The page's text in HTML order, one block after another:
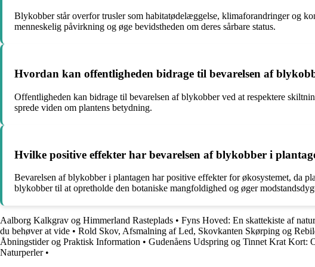
Blykobber står overfor trusler som habitatødelæggelse, klimaforandringer og
menneskelig påvirkning og øge bevidstheden om deres sårbare status.
Hvordan kan offentligheden bidrage til bevarelsen af
Offentligheden kan bidrage til bevarelsen af blykobber ved at respektere
sprede viden om plantens betydning.
Hvilke positive effekter har bevarelsen af blykobber i
Bevarelsen af blykobber i plantagen har positive effekter for økosystemet, da
blykobber til at opretholde den botaniske mangfoldighed og øger
Aalborg Kalkgrav og Himmerland Rasteplads • Fyns Hoved: En skattekiste af
du behøver at vide • Rold Skov, Afsmalning af Led, Skovkanten Skørping og
Åbningstider og Praktisk Information • Gudenåens Udspring og Tinnet Krat Kort:
Naturperler•